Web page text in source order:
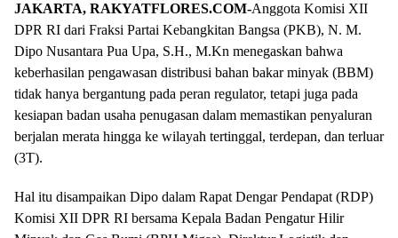
JAKARTA, RAKYATFLORES.COM-Anggota Komisi XII
DPR RI dari Fraksi Partai Kebangkitan Bangsa (PKB), N. M.
Dipo Nusantara Pua Upa, S.H., M.Kn menegaskan bahwa
keberhasilan pengawasan distribusi bahan bakar minyak (BBM)
tidak hanya bergantung pada peran regulator, tetapi juga pada
kesiapan badan usaha penugasan dalam memastikan penyaluran
berjalan merata hingga ke wilayah tertinggal, terdepan, dan terluar
(3T).
Hal itu disampaikan Dipo dalam Rapat Dengar Pendapat (RDP)
Komisi XII DPR RI bersama Kepala Badan Pengatur Hilir